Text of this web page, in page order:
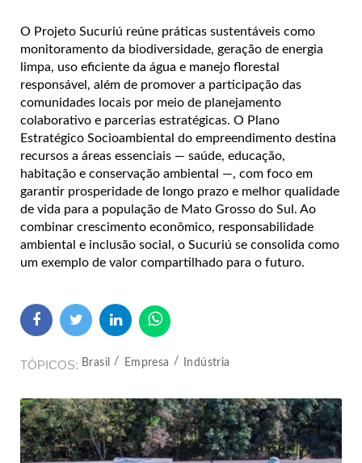
O Projeto Sucuriú reúne práticas sustentáveis como
monitoramento da biodiversidade, geração de energia
limpa, uso eficiente da água e manejo florestal
responsável, além de promover a participação das
comunidades locais por meio de planejamento
colaborativo e parcerias estratégicas. O Plano
Estratégico Socioambiental do empreendimento destina
recursos a áreas essenciais — saúde, educação,
habitação e conservação ambiental —, com foco em
garantir prosperidade de longo prazo e melhor qualidade
de vida para a população de Mato Grosso do Sul. Ao
combinar crescimento econômico, responsabilidade
ambiental e inclusão social, o Sucuriú se consolida como
um exemplo de valor compartilhado para o futuro.
TÓPICOS Brasil Empresa Indústria